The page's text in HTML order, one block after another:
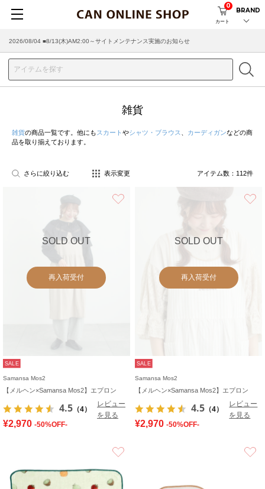
カート
0
BRAND
2026/08/04 ■8/13(木)AM2:00～サイトメンテナンス実施のお知らせ
雑貨
雑貨の商品一覧です。他にも スカート やシャツ・ブラウス カーディガンなどの商
品を取り揃えております。
さらに絞り込む 表示変更 アイテム数： 112件
SOLD OUT
再入荷受付
SALE
Samansa Mos2
【メルヘン×Samansa Mos2】エプロン
4.5 （4）
レビュー
を見る
¥2,970 -50%OFF-
SOLD OUT
再入荷受付
SALE
Samansa Mos2
【メルヘン×Samansa Mos2】エプロン
4.5 （4）
レビュー
を見る
¥2,970 -50%OFF-